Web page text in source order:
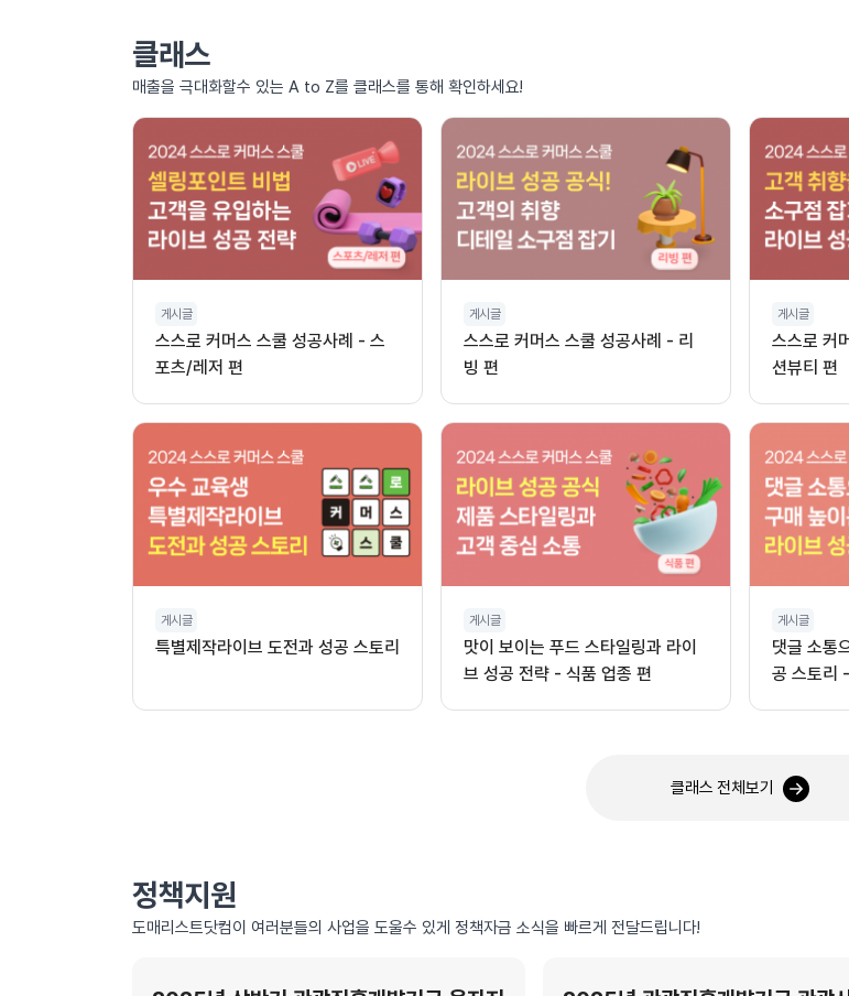
클래스
매출을 극대화할수 있는 A to Z를 클래스를 통해 확인하세요!
게시글
스스로 커머스 스쿨 성공사례 - 스
포츠/레저 편
게시글
스스로 커머스 스쿨 성공사례 - 리
빙 편
게시글
스스로 커
션뷰티 편
게시글
특별제작라이브 도전과 성공 스토리
게시글
맛이 보이는 푸드 스타일링과 라이
브 성공 전략 - 식품 업종 편
게시글
댓글 소통
공 스토리
클래스 전체보기
정책지원
도매리스트닷컴이 여러분들의 사업을 도울수 있게 정책자금 소식을 빠르게 전달드립니다!